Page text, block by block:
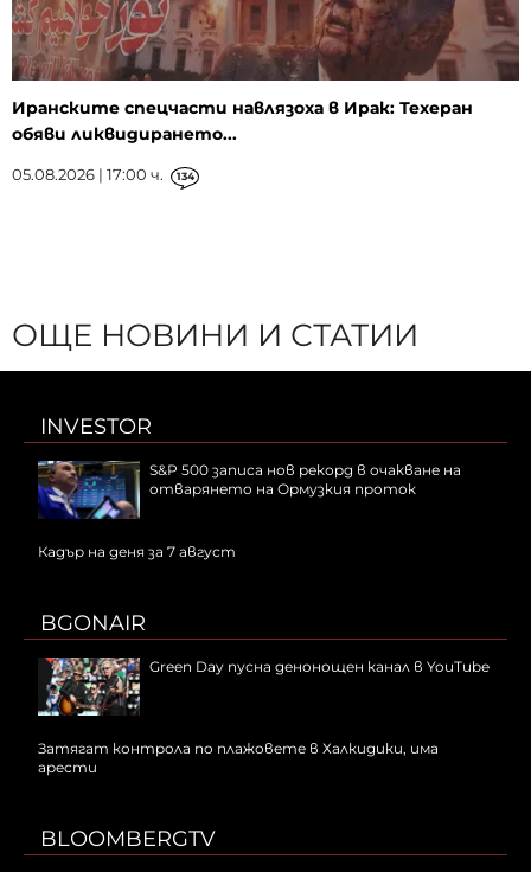
Иранските спецчасти навлязоха в Ирак: Техеран
обяви ликвидирането...
05.08.2026 | 17:00 ч. 134
ОЩЕ НОВИНИ И СТАТИИ
INVESTOR
S&P 500 записа нов рекорд в очакване на
отварянето на Ормузкия проток
Кадър на деня за 7 август
BGONAIR
Green Day пусна денонощен канал в YouTube
Затягат контрола по плажовете в Халкидики, има
арести
BLOOMBERGTV